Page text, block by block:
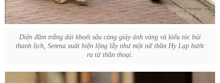
Diện đầm trắng dài khoét sâu cùng giày ánh vàng và kiểu tóc búi
thanh lịch, Serena xuất hiện lộng lẫy như một nữ thần Hy Lạp bước
ra từ thần thoại.